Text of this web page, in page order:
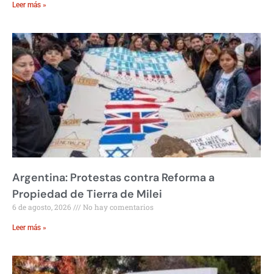
Leer más »
Argentina: Protestas contra Reforma a
Propiedad de Tierra de Milei
6 de agosto, 2026 No hay comentarios
Leer más »